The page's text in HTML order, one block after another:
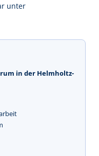
unter
in der Helmholtz-